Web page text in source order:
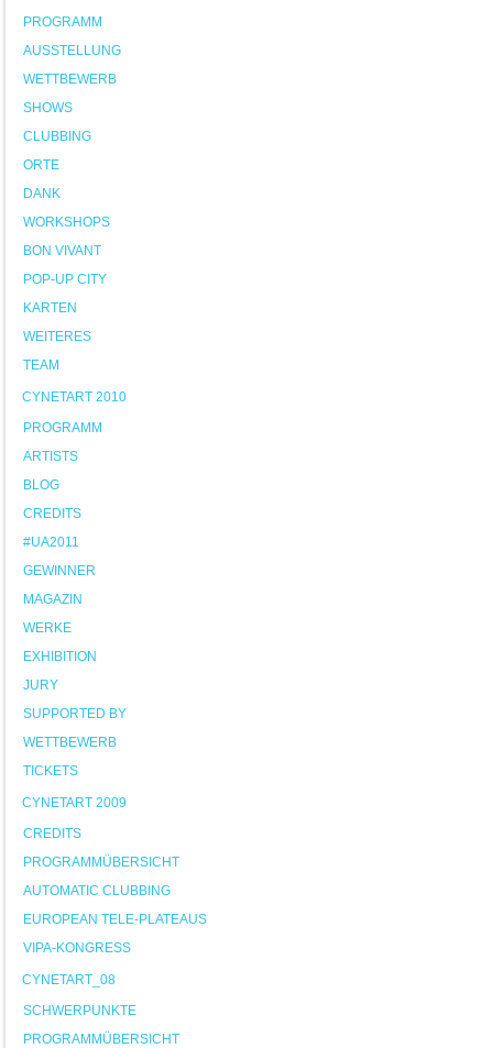
PROGRAMM
AUSSTELLUNG
WETTBEWERB
SHOWS
CLUBBING
ORTE
DANK
WORKSHOPS
BON VIVANT
POP-UP CITY
KARTEN
WEITERES
TEAM
CYNETART 2010
PROGRAMM
ARTISTS
BLOG
CREDITS
#UA2011
GEWINNER
MAGAZIN
WERKE
EXHIBITION
JURY
SUPPORTED BY
WETTBEWERB
TICKETS
CYNETART 2009
CREDITS
PROGRAMMÜBERSICHT
AUTOMATIC CLUBBING
EUROPEAN TELE-PLATEAUS
VIPA-KONGRESS
CYNETART_08
SCHWERPUNKTE
PROGRAMMÜBERSICHT